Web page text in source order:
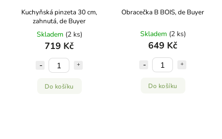
Kuchyňská pinzeta 30 cm,
zahnutá, de Buyer
Skladem (2 ks)
719 Kč
Do košíku
Obracečka B BOIS, de Buyer
Skladem (2 ks)
649 Kč
Do košíku